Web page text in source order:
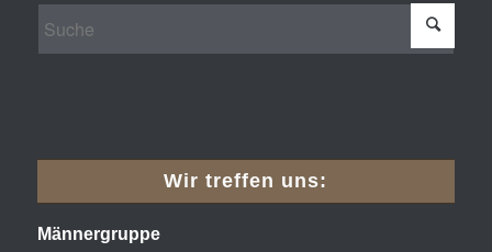
Wir treffen uns:
Männergruppe